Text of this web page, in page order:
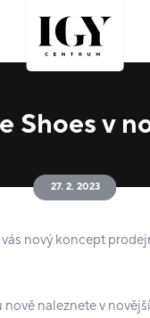
Shoes v
27. 2. 2023
nový koncept
naleznete v